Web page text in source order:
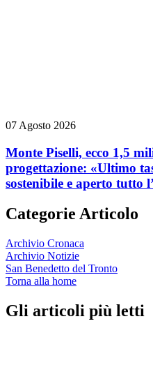
07 Agosto 2026
Monte Piselli, ecco 1,5
progettazione: «Ultimo
sostenibile e aperto tutto
Categorie Articolo
Archivio Cronaca
Archivio Notizie
San Benedetto del Tronto
Torna alla home
Gli articoli più letti